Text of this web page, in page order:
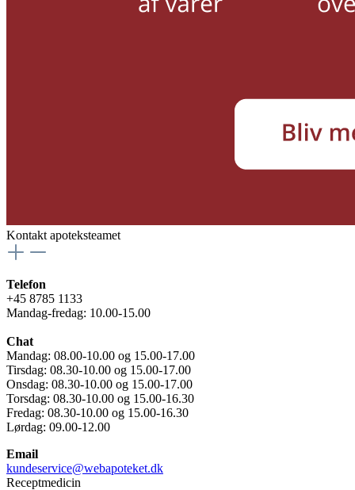
Kontakt apoteksteamet
Telefon
+45 8785 1133
Mandag-fredag: 10.00-15.00
Chat
Mandag: 08.00-10.00 og 15.00-17.00
Tirsdag: 08.30-10.00 og 15.00-17.00
Onsdag: 08.30-10.00 og 15.00-17.00
Torsdag: 08.30-10.00 og 15.00-16.30
Fredag: 08.30-10.00 og 15.00-16.30
Lørdag: 09.00-12.00
Email
kundeservice@webapoteket.dk
Receptmedicin